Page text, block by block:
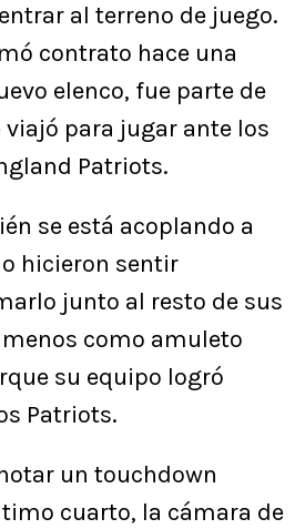
al terreno de juego.
contrato hace una
elenco, fue parte de
para jugar ante los
Patriots.
se está acoplando a
hicieron sentir
junto al resto de sus
como amuleto
su equipo logró
Patriots.
un touchdown
cuarto, la cámara de